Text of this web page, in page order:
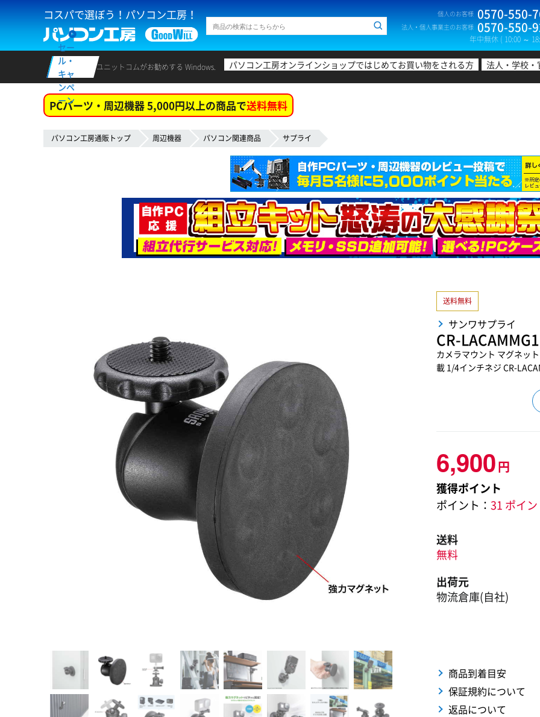
コスパで選ぼう！パソコン工房！ 個人のお客様 0570-550-
法人・個人事業主のお客様 0570-550-
年中無休 ( 10:00 ～
セー
ル・
キャ
ンペ
ーン
ユニットコムがお勧めする Windows. パソコン工房オンラインショップではじめてお買い物をされる方 法人・学校
PCパーツ・周辺機器 5,000円以上の商品で送料無料
パソコン工房通販トップ 周辺機器 パソコン関連商品 サプライ
送料無料
サンワサプライ
CR-LACAMMG1
カメラマウント マグネッ
載 1/4インチネジ CR-
6,900円
獲得ポイント
ポイント： 31 ポイ
送料
無料
出荷元
物流倉庫(自社)
商品到着目安
保証規約について
返品について